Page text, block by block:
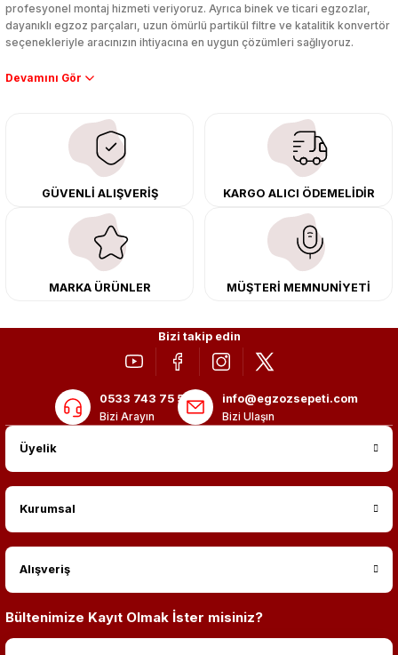
profesyonel montaj hizmeti veriyoruz. Ayrıca binek ve ticari egzozlar,
dayanıklı egzoz parçaları, uzun ömürlü partikül filtre ve katalitik konvertör
seçenekleriyle aracınızın ihtiyacına en uygun çözümleri sağlıyoruz.
Performans artışı isteyen sürücüler için özel performans egzozları ve
çıkma orijinal ürünler ile yenileyebilir, body kit uygulamalarıyla aracınızın
tasarımını ve aerodinamisini üst seviyeye taşıyabilirsiniz.
Tüm ürünlerimiz orijinal, dayanıklı ve uzun ömürlüdür. İstanbul’daki montaj
merkezimizde profesyonel montaj yapıyor, Türkiye’nin her yerine güvenli
kargo ile teslimat gerçekleştiriyoruz. Aracınıza değer katmak için doğru
adres: Egzoz Sepeti.
GÜVENLİ ALIŞVERİŞ KARGO ALICI ÖDEMELİDİR
MARKA ÜRÜNLER MÜŞTERİ MEMNUNİYETİ
Bizi takip edin
0533 743 75 56
Bizi Arayın
info@egzozsepeti.com
Bizi Ulaşın
Üyelik
Kurumsal
Alışveriş
Bültenimize Kayıt Olmak İster misiniz?